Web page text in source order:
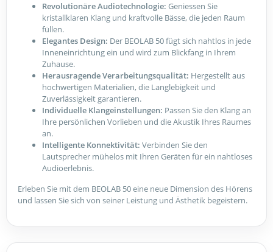
Revolutionäre Audiotechnologie: Geniessen Sie
kristallklaren Klang und kraftvolle Bässe, die jeden Raum
füllen.
Elegantes Design: Der BEOLAB 50 fügt sich nahtlos in jede
Inneneinrichtung ein und wird zum Blickfang in Ihrem
Zuhause.
Herausragende Verarbeitungsqualität: Hergestellt aus
hochwertigen Materialien, die Langlebigkeit und
Zuverlässigkeit garantieren.
Individuelle Klangeinstellungen: Passen Sie den Klang an
Ihre persönlichen Vorlieben und die Akustik Ihres Raumes
an.
Intelligente Konnektivität: Verbinden Sie den
Lautsprecher mühelos mit Ihren Geräten für ein nahtloses
Audioerlebnis.
Erleben Sie mit dem BEOLAB 50 eine neue Dimension des Hörens
und lassen Sie sich von seiner Leistung und Ästhetik begeistern.